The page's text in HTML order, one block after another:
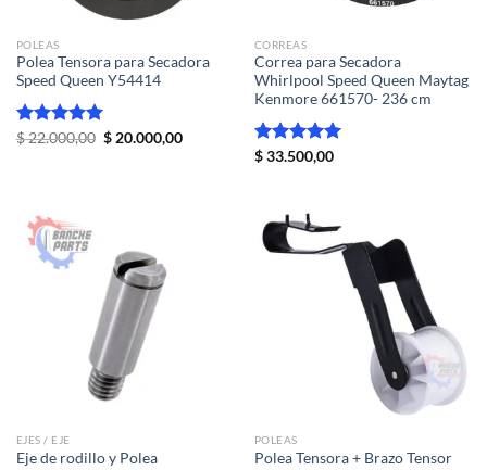
POLEAS
Polea Tensora para Secadora
Speed Queen Y54414
Valorado
$22.000,00 El
precio
$20.000,00El
CORREAS
Correa para Secadora
Whirlpool Speed Queen Maytag
Kenmore 661570- 236 cm
Valorado
$33.500,00
EJES / EJE
Eje de rodillo y Polea
POLEAS
Polea Tensora + Brazo Tensor